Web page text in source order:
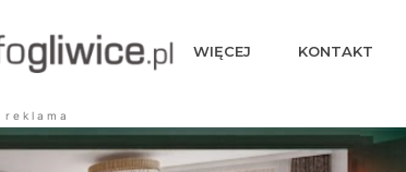
WIĘCEJ KONTAKT
r e k l a m a